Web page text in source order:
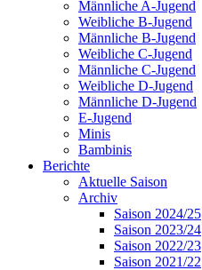
Männliche A-Jugend
Weibliche B-Jugend
Männliche B-Jugend
Weibliche C-Jugend
Männliche C-Jugend
Weibliche D-Jugend
Männliche D-Jugend
E-Jugend
Minis
Bambinis
Berichte
Aktuelle Saison
Archiv
Saison 2024/25
Saison 2023/24
Saison 2022/23
Saison 2021/22